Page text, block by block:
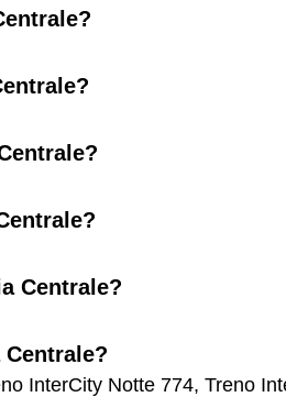
Centrale?
InterCity Notte 774, Treno